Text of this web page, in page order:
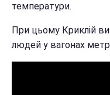
температури.
При цьому Криклій
людей у вагонах